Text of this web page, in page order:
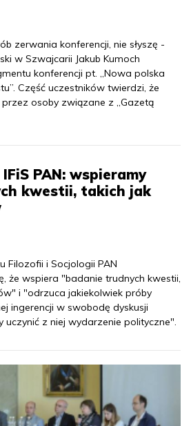
zerwania konferencji, nie słyszę -
w Szwajcarii Jakub Kumoch
konferencji pt. „Nowa polska
Część uczestników twierdzi, że
osoby związane z „Gazetą
PAN: wspieramy
kwestii, takich jak
Filozofii i Socjologii PAN
że wspiera "badanie trudnych kwestii,
i "odrzuca jakiekolwiek próby
ingerencji w swobodę dyskusji
uczynić z niej wydarzenie polityczne".